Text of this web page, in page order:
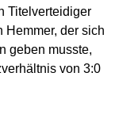
Titelverteidiger
Hemmer, der sich
geben musste,
von 3:0